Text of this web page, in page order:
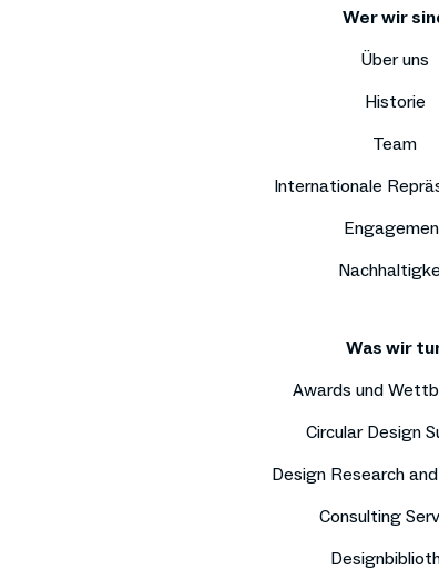
Wer wir
Über uns
Historie
Team
Internationale
Was wir
Awards und
Circular Design
Design Research
Consulting